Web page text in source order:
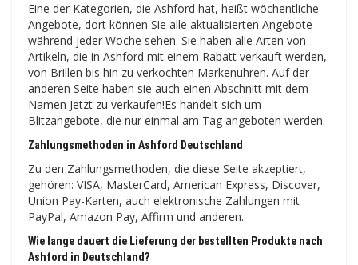
Eine der Kategorien, die Ashford hat, heißt wöchentliche
Angebote, dort können Sie alle aktualisierten Angebote
während jeder Woche sehen. Sie haben alle Arten von
Artikeln, die in Ashford mit einem Rabatt verkauft werden,
von Brillen bis hin zu verkochten Markenuhren. Auf der
anderen Seite haben sie auch einen Abschnitt mit dem
Namen Jetzt zu verkaufen!Es handelt sich um
Blitzangebote, die nur einmal am Tag angeboten werden.
Zahlungsmethoden in Ashford Deutschland
Zu den Zahlungsmethoden, die diese Seite akzeptiert,
gehören: VISA, MasterCard, American Express, Discover,
Union Pay-Karten, auch elektronische Zahlungen mit
PayPal, Amazon Pay, Affirm und anderen.
Wie lange dauert die Lieferung der bestellten Produkte nach
Ashford in Deutschland?